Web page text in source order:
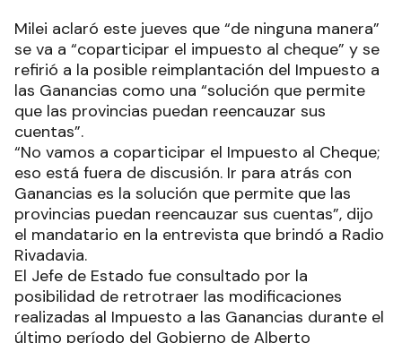
Milei aclaró este jueves que “de ninguna manera”
se va a “coparticipar el impuesto al cheque” y se
refirió a la posible reimplantación del Impuesto a
las Ganancias como una “solución que permite
que las provincias puedan reencauzar sus
cuentas”.
“No vamos a coparticipar el Impuesto al Cheque;
eso está fuera de discusión. Ir para atrás con
Ganancias es la solución que permite que las
provincias puedan reencauzar sus cuentas”, dijo
el mandatario en la entrevista que brindó a Radio
Rivadavia.
El Jefe de Estado fue consultado por la
posibilidad de retrotraer las modificaciones
realizadas al Impuesto a las Ganancias durante el
último período del Gobierno de Alberto